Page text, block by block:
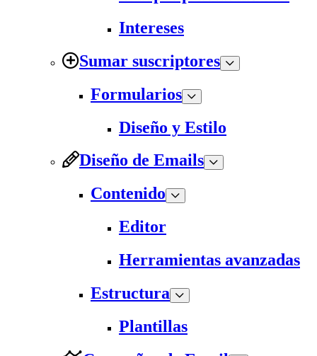
Intereses
Sumar suscriptores
Formularios
Diseño y Estilo
Diseño de Emails
Contenido
Editor
Herramientas avanzadas
Estructura
Plantillas